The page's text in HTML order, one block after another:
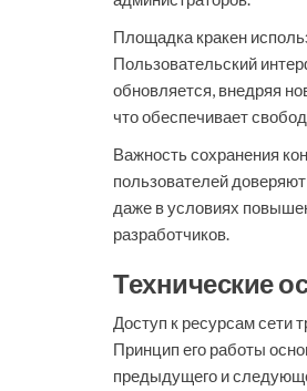
Площадка кракен
Пользовательский
обновляется, внедряя
что обеспечивает
Важность сохранения
пользователей
даже в условиях
разработчиков.
Технические
Доступ к ресурсам сети
Принцип его работы
предыдущего и